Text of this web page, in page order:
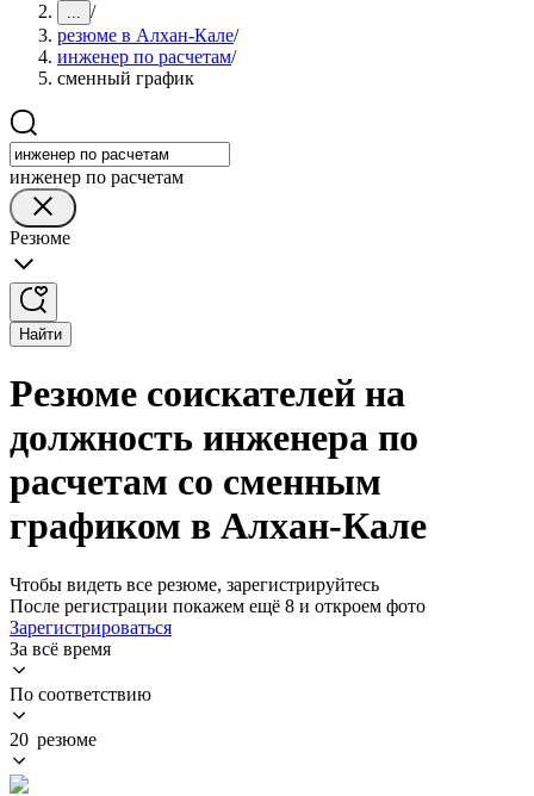
... /
резюме в Алхан-Кале/
инженер по расчетам/
сменный график
инженер по расчетам
Резюме
Найти
Резюме соискателей на
должность инженера по
расчетам со сменным
графиком в Алхан-Кале
Чтобы видеть все резюме, зарегистрируйтесь
После регистрации покажем ещё 8 и откроем фото
Зарегистрироваться
За всё время
По соответствию
20 резюме